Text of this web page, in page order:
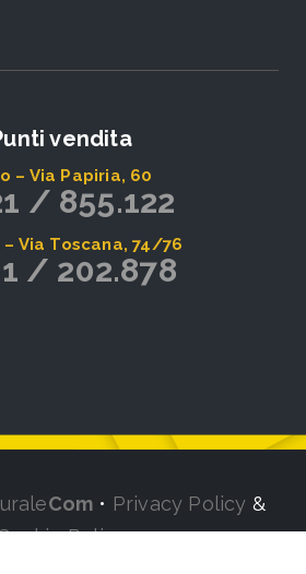
vendita
– Via Papiria, 60
/ 855.122
– Via Toscana, 74/76
/ 202.878
Com • Privacy Policy &
Policy